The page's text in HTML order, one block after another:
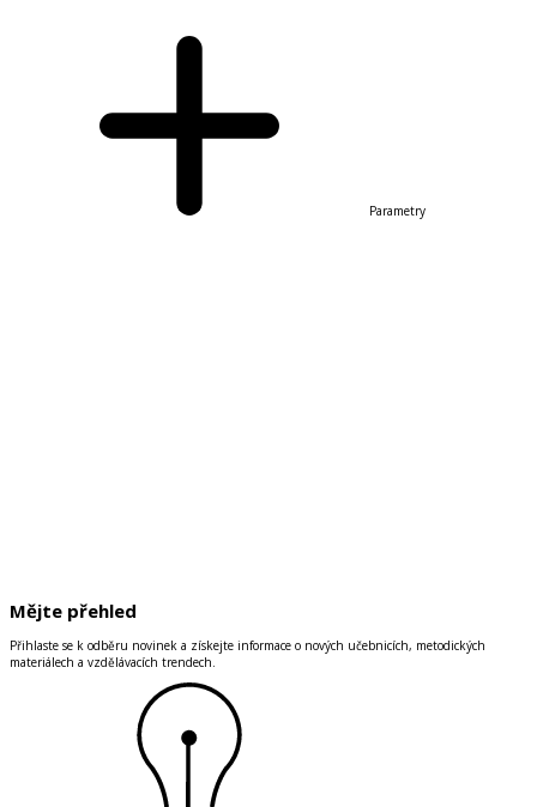
Parametry
Mějte přehled
Přihlaste se k odběru novinek a získejte informace o nových učebnicích, metodických
materiálech a vzdělávacích trendech.